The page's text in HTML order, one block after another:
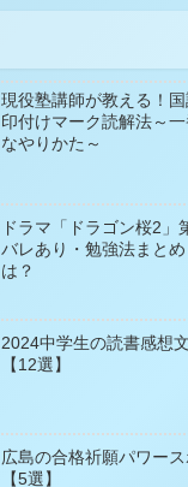
現役塾講師が教える！
印付けマーク読解法～
なやりかた～
ドラマ「ドラゴン桜2」
バレあり・勉強法まと
は？
2024中学生の読書感想
【12選】
広島の合格祈願パワー
【5選】